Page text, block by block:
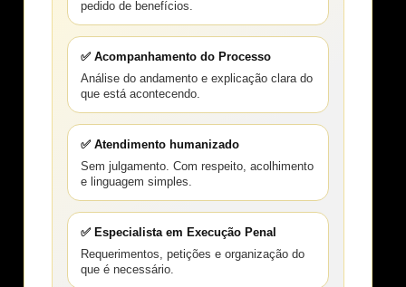
pedido de benefícios.
✅ Acompanhamento do Processo
Análise do andamento e explicação clara do
que está acontecendo.
✅ Atendimento humanizado
Sem julgamento. Com respeito, acolhimento
e linguagem simples.
✅ Especialista em Execução Penal
Requerimentos, petições e organização do
que é necessário.